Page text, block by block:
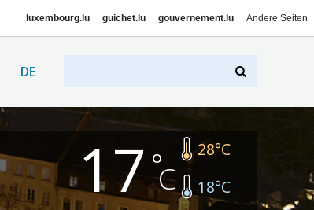
luxembourg.lu guichet.lu gouvernement.lu Andere Seiten
DE
17 28°C
18°C